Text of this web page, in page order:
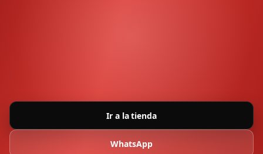
Ir a la tienda
WhatsApp